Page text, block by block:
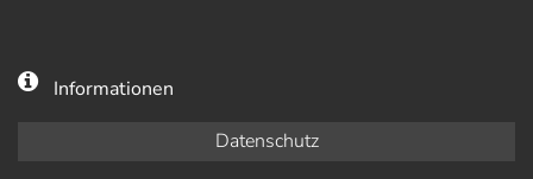
Informationen
Datenschutz